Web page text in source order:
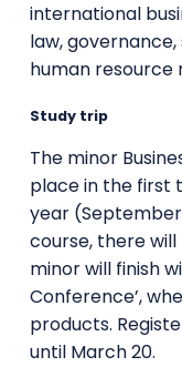
international
law,
human resource
Study trip
The minor
place in the first
year (September
course, there
minor will finish
Conference’,
products.
until March 20.